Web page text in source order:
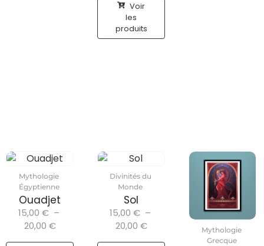
Voir
les
produits
Mythologie
Égyptienne
Ouadjet
15,00 € –
20,00 €
Divinités du
Monde
Sol
15,00 € –
20,00 €
Mythologie
Grecque